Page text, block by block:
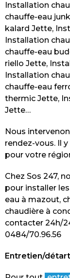
Installation
chauffe-eau
kalard Jette,
Installation
chauffe-eau
riello Jette,
Installation
chauffe-eau
thermic Jette,
Jette…
Nous
rendez-vous. Il
pour votre
Chez Sos 247,
pour installer
eau à mazout,
chaudière à
contacter 24h/
0484/70.96.56
Entretien/